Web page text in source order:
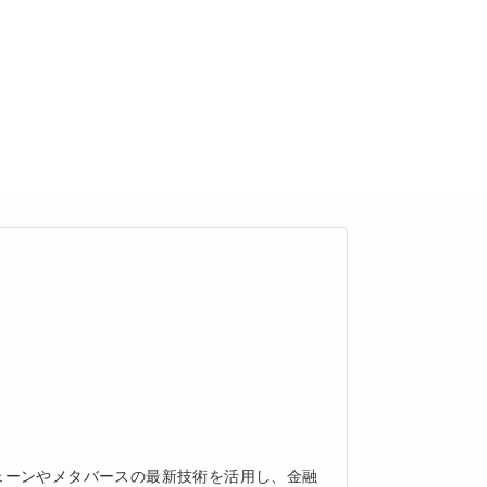
ンやメタバースの最新技術を活用し、金融